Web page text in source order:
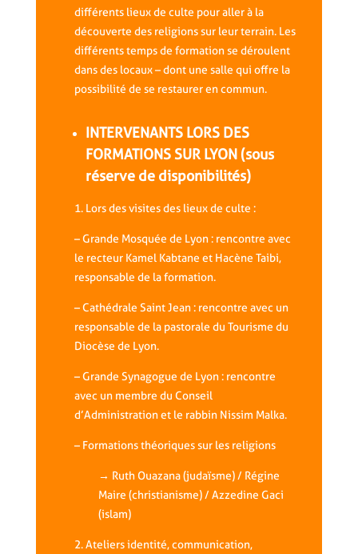
différents lieux de culte pour aller à la
découverte des religions sur leur terrain. Les
différents temps de formation se déroulent
dans des locaux – dont une salle qui offre la
possibilité de se restaurer en commun.
INTERVENANTS LORS DES
FORMATIONS SUR LYON (sous
réserve de disponibilités)
1. Lors des visites des lieux de culte :
– Grande Mosquée de Lyon : rencontre avec
le recteur Kamel Kabtane et Hacène Taibi,
responsable de la formation.
– Cathédrale Saint Jean : rencontre avec un
responsable de la pastorale du Tourisme du
Diocèse de Lyon.
– Grande Synagogue de Lyon : rencontre
avec un membre du Conseil
d’Administration et le rabbin Nissim Malka.
– Formations théoriques sur les religions
→ Ruth Ouazana (judaïsme) / Régine
Maire (christianisme) / Azzedine Gaci
(islam)
2. Ateliers identité, communication,